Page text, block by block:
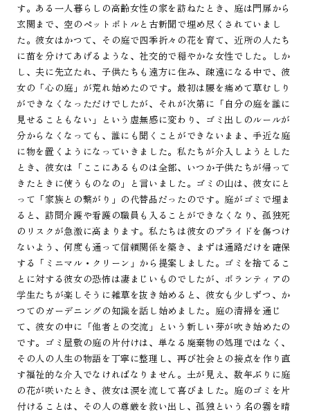
す。ある一人暮らしの高齢女性の家を訪ねたとき、庭は門扉から
玄関まで、空のペットボトルと古新聞で埋め尽くされていまし
た。彼女はかつて、その庭で四季折々の花を育て、近所の人たち
に苗を分けてあげるような、社交的で穏やかな女性でした。しか
し、夫に先立たれ、子供たちも遠方に住み、疎遠になる中で、彼
女の「心の庭」が荒れ始めたのです。最初は腰を痛めて草むしり
ができなくなっただけでしたが、それが次第に「自分の庭を誰に
見せることもない」という虚無感に変わり、ゴミ出しのルールが
分からなくなっても、誰にも聞くことができないまま、手近な庭
に物を置くようになっていきました。私たちが介入しようとした
とき、彼女は「ここにあるものは全部、いつか子供たちが帰って
きたときに使うものなの」と言いました。ゴミの山は、彼女にと
って「家族との繋がり」の代替品だったのです。庭がゴミで埋ま
ると、訪問介護や看護の職員も入ることができなくなり、孤独死
のリスクが急激に高まります。私たちは彼女のプライドを傷つけ
ないよう、何度も通って信頼関係を築き、まずは通路だけを確保
する「ミニマル・クリーン」から提案しました。ゴミを捨てるこ
とに対する彼女の恐怖は凄まじいものでしたが、ボランティアの
学生たちが楽しそうに雑草を抜き始めると、彼女も少しずつ、か
つてのガーデニングの知識を話し始めました。庭の清掃を通じ
て、彼女の中に「他者との交流」という新しい芽が吹き始めたの
です。ゴミ屋敷の庭の片付けは、単なる廃棄物の処理ではなく、
その人の人生の物語を丁寧に整理し、再び社会との接点を作り直
す福祉的な介入でなければなりません。土が見え、数年ぶりに庭
の花が咲いたとき、彼女は涙を流して喜びました。庭のゴミを片
付けることは、その人の尊厳を救い出し、孤独という名の霧を晴